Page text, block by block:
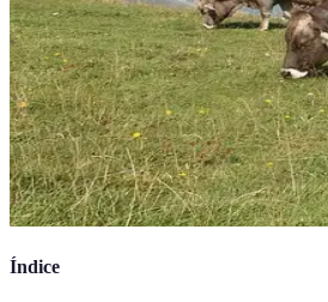
Índice